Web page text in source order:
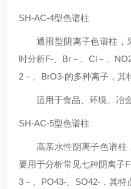
SH-AC-4型色谱柱
通用型阴离子色谱柱，
时分析F-、Br－、Cl－、
2－、BrO3-的多种离子，其
适用于食品、环境、冶
SH-AC-5型色谱柱
高亲水性阴离子色谱柱
要用于分析常见七种阴离子
3－、PO43-、SO42-，其特